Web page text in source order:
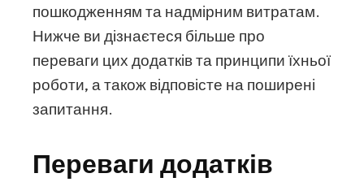
пошкодженням та надмірним витратам.
Нижче ви дізнаєтеся більше про
переваги цих додатків та принципи їхньої
роботи, а також відповісте на поширені
запитання.
Переваги додатків